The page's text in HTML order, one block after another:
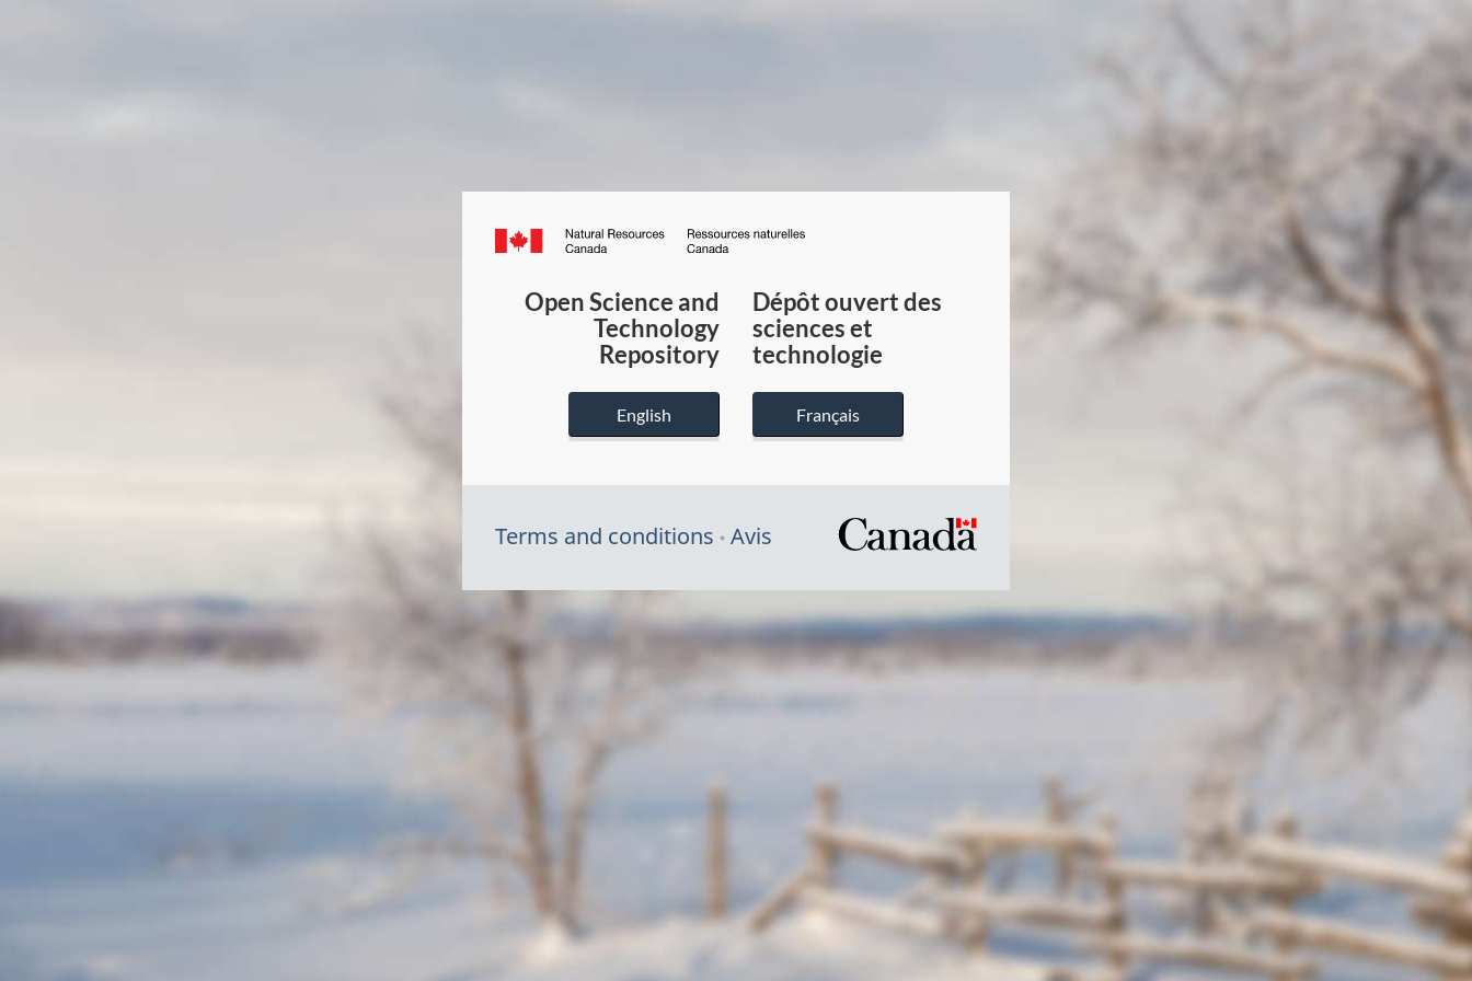
Canada.ca
du
Canada
Open Science and
Technology
Repository
English
Dépôt ouvert des
sciences et
technologie
Français
Terms and conditions Avis
/
du
gouvernement
du